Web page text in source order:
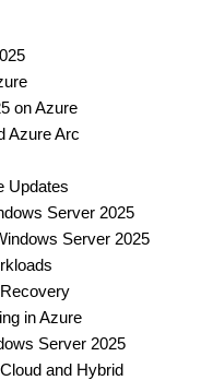
on Azure
Azure Arc
Updates
Server 2025
Server 2025
in Azure
Server 2025
and Hybrid